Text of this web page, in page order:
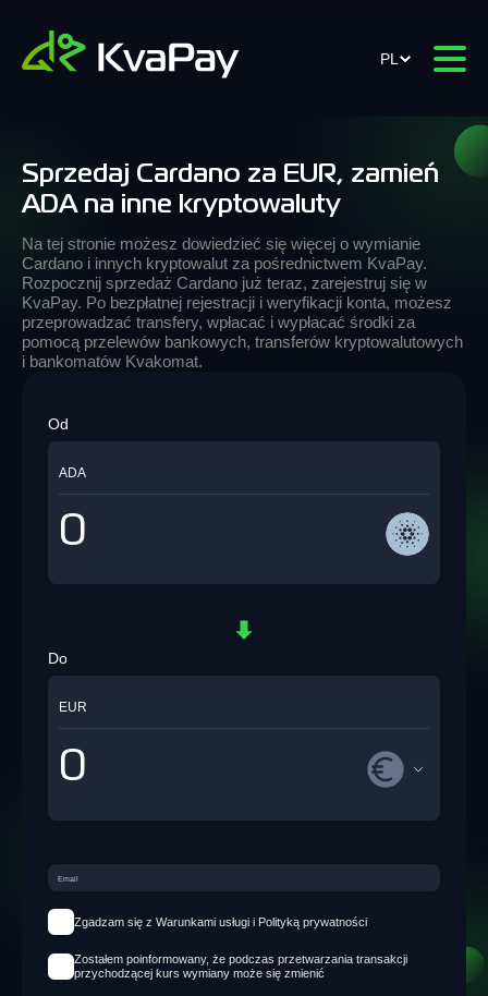
PL
Sprzedaj Cardano za EUR, zamień
ADA na inne kryptowaluty
Na tej stronie możesz dowiedzieć się więcej o wymianie
Cardano i innych kryptowalut za pośrednictwem KvaPay.
Rozpocznij sprzedaż Cardano już teraz, zarejestruj się w
KvaPay. Po bezpłatnej rejestracji i weryfikacji konta, możesz
przeprowadzać transfery, wpłacać i wypłacać środki za
pomocą przelewów bankowych, transferów kryptowalutowych
i bankomatów Kvakomat.
Od
ADA
Do
EUR
Zgadzam się z Warunkami usługi i Polityką prywatności
Zostałem poinformowany, że podczas przetwarzania transakcji
przychodzącej kurs wymiany może się zmienić